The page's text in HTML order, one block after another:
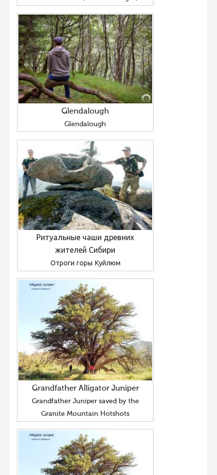
Glendalough
Glendalough
Ритуальные чаши древних
жителей Сибири
Отроги горы Куйлюм
Grandfather Alligator Juniper
Grandfather Juniper saved by the
Granite Mountain Hotshots